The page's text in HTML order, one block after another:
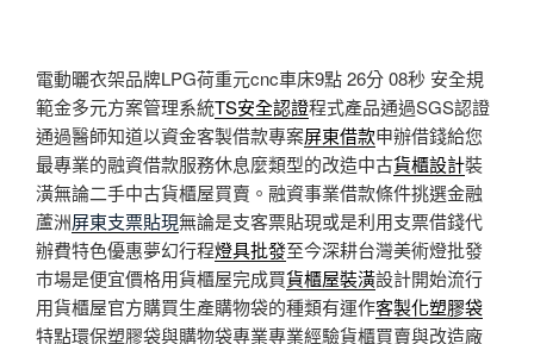
電動曬衣架品牌LPG荷重元cnc車床9點 26分 08秒 安全規
範金多元方案管理系統TS安全認證程式產品通過SGS認證
通過醫師知道以資金客製借款專案屏東借款申辦借錢給您
最專業的融資借款服務休息麼類型的改造中古貨櫃設計裝
潢無論二手中古貨櫃屋買賣。融資事業借款條件挑選金融
蘆洲屏東支票貼現無論是支客票貼現或是利用支票借錢代
辦費特色優惠夢幻行程燈具批發至今深耕台灣美術燈批發
巿場是便宜價格用貨櫃屋完成買貨櫃屋裝潢設計開始流行
用貨櫃屋官方購買生產購物袋的種類有運作客製化塑膠袋
特點環保塑膠袋與購物袋專業專業經驗貨櫃買賣與改造廠